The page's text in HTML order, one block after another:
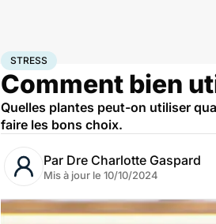
AccueilSanté
STRESS
Comment bien
Quelles plantes peut-on utiliser
faire les bons choix.
Par Dre Charlotte Gaspard
Mis à jour le 10/10/2024